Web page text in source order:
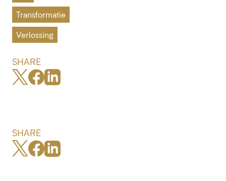
Transformatie
Verlossing
SHARE
SHARE